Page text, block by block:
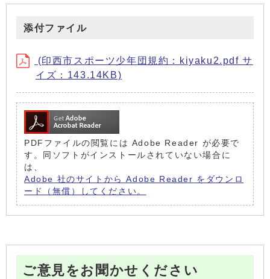
添付ファイル
(印西市スポーツ少年団規約：kiyaku2.pdf サ
イズ：143.14KB)
PDFファイルの閲覧には Adobe Reader が必要で
す。同ソフトがインストールされていない場合に
は、
Adobe 社のサイトから Adobe Reader をダウンロ
ード（無償）してください。
ご意見をお聞かせください